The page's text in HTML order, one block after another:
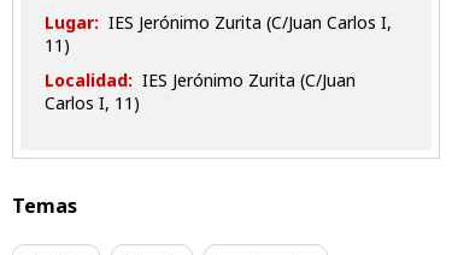
Lugar: IES Jerónimo Zurita (C/Juan Carlos I,
11)
Localidad: IES Jerónimo Zurita (C/Juan
Carlos I, 11)
Temas